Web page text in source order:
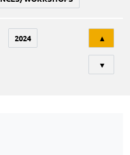
2024 ▲
▼